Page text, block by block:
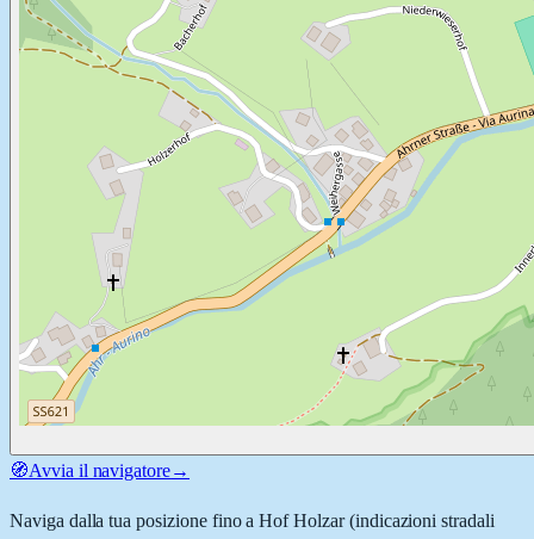
🧭Avvia il navigatore→
Naviga dalla tua posizione fino aHof Holzar(indicazioni stradali